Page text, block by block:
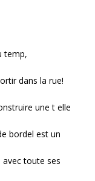
temp,
dans la rue!
une t elle
bordel est un
avec toute ses